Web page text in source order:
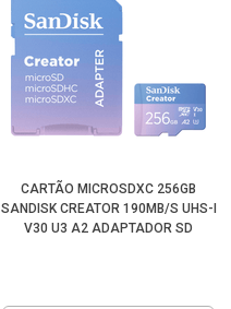
CARTÃO MICROSDXC 256GB
SANDISK CREATOR 190MB/S UHS-I
V30 U3 A2 ADAPTADOR SD